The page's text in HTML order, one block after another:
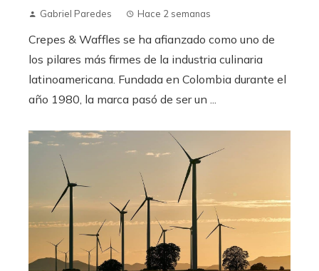
Gabriel Paredes Hace 2 semanas
Crepes & Waffles se ha afianzado como uno de
los pilares más firmes de la industria culinaria
latinoamericana. Fundada en Colombia durante el
año 1980, la marca pasó de ser un ...